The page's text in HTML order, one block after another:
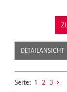
DETAILANSICHT
Seite: 1 2 3